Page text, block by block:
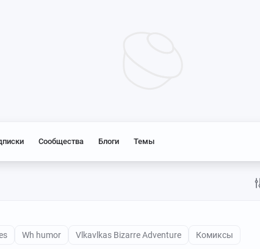
Сообщества Блоги Темы
Wh humor Vlkavlkas Bizarre Adventure
Комиксы